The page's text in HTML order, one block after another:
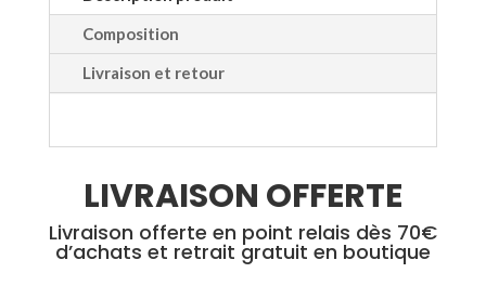
être
produit
Composition
Livraison et retour
LIVRAISON OFFERTE
Livraison offerte en point relais dès 70€
d’achats et retrait gratuit en boutique